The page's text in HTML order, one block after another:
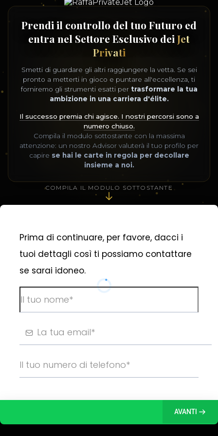
Prendi il controllo del tuo Futuro ed
entra nel Settore Esclusivo dei Jet
Privati
Smetti di guardare gli altri raggiungere la vetta. Se sei
pronto a metterti in gioco e puntare all'eccellenza, ti
forniremo gli strumenti esatti per trasformare la tua
ambizione in una carriera d'élite.
Il successo premia chi agisce. I nostri percorsi sono a
numero chiuso.
Compila il modulo sottostante con la massima
attenzione: un nostro Advisor valuterà il tuo profilo per
capire se hai le carte in regola per decollare
insieme a noi.
COMPILA IL MODULO SOTTOSTANTE
Prima di continuare, per favore, dacci i
tuoi dettagli così ti possiamo contattare
se sarai idoneo.
AVANTI